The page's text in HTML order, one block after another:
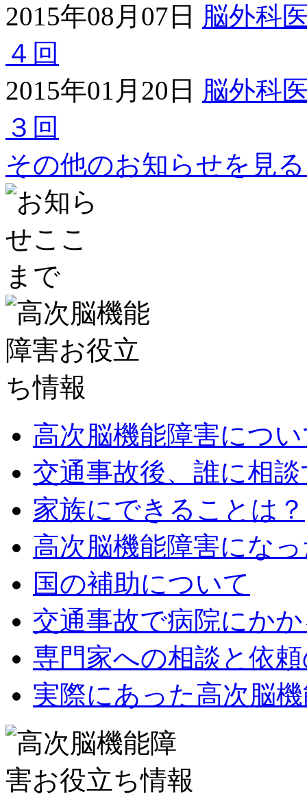
2015年08月07日 脳外科
４回
2015年01月20日 脳外科
３回
その他のお知らせを見
高次脳機能障害につ
交通事故後、誰に相
家族にできることは？
高次脳機能障害にな
国の補助について
交通事故で病院にか
専門家への相談と依
実際にあった高次脳